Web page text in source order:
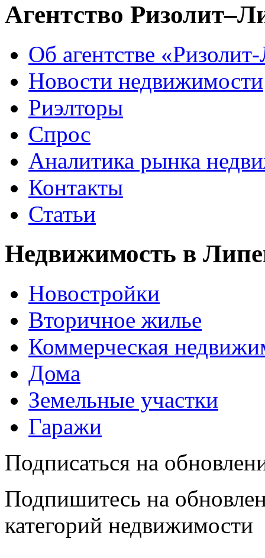
Агентство
Об агентстве
Новости недвижимости
Риэлторы
Спрос
Аналитика рынка
Контакты
Статьи
Недвижимость в
Новостройки
Вторичное жилье
Коммерческая
Дома
Земельные участки
Гаражи
Подписаться на
Подпишитесь на
категорий недвижимости